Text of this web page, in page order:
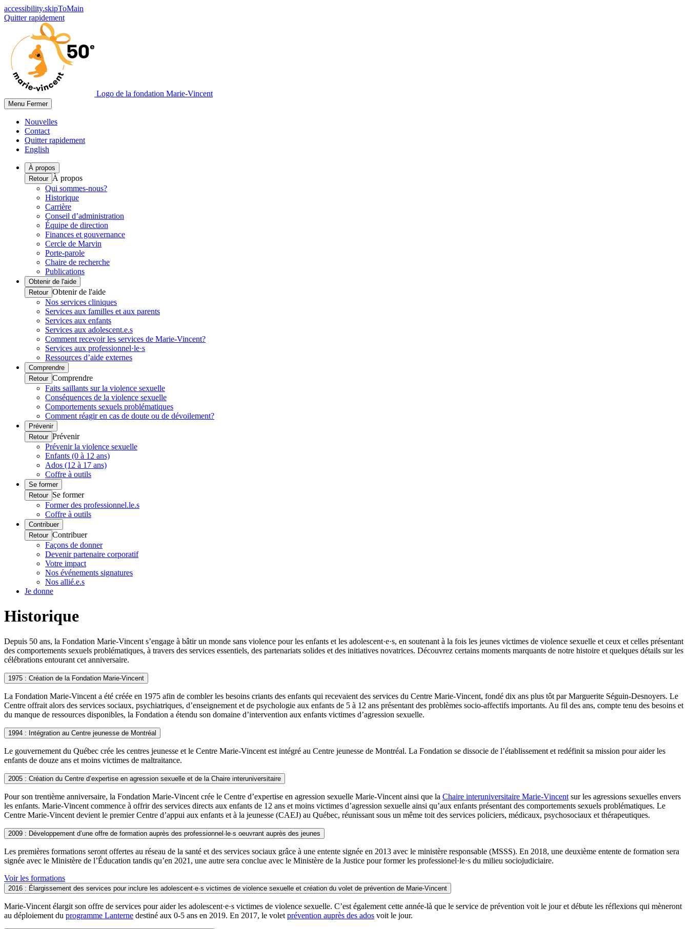
accessibility.skipToMain
Quitter rapidement
Logo de la fondation Marie-Vincent
Menu Fermer
Nouvelles
Contact
Quitter rapidement
English
À propos
Retour À propos
Qui sommes-nous?
Historique
Carrière
Conseil d’administration
Équipe de direction
Finances et gouvernance
Cercle de Marvin
Porte-parole
Chaire de recherche
Publications
Obtenir de l'aide
Retour Obtenir de l'aide
Nos services cliniques
Services aux familles et aux parents
Services aux enfants
Services aux adolescent.e.s
Comment recevoir les services de Marie-Vincent?
Services aux professionnel·le·s
Ressources d’aide externes
Comprendre
Retour Comprendre
Faits saillants sur la violence sexuelle
Conséquences de la violence sexuelle
Comportements sexuels problématiques
Comment réagir en cas de doute ou de dévoilement?
Prévenir
Retour Prévenir
Prévenir la violence sexuelle
Enfants (0 à 12 ans)
Ados (12 à 17 ans)
Coffre à outils
Se former
Retour Se former
Former des professionnel.le.s
Coffre à outils
Contribuer
Retour Contribuer
Façons de donner
Devenir partenaire corporatif
Votre impact
Nos événements signatures
Nos allié.e.s
Je donne
Historique
Depuis 50 ans, la Fondation Marie-Vincent s’engage à bâtir un monde sans violence pour les enfants et les adolescent·e·s, en soutenant à la fois les jeunes victimes de violence sexuelle et ceux et celles présentant
des comportements sexuels problématiques, à travers des services essentiels, des partenariats solides et des initiatives novatrices. Découvrez certains moments marquants de notre histoire et quelques détails sur les
célébrations entourant cet anniversaire.
1975 : Création de la Fondation Marie-Vincent
La Fondation Marie-Vincent a été créée en 1975 afin de combler les besoins criants des enfants qui recevaient des services du Centre Marie-Vincent, fondé dix ans plus tôt par Marguerite Séguin-Desnoyers. Le
Centre offrait alors des services sociaux, psychiatriques, d’enseignement et de psychologie aux enfants de 5 à 12 ans présentant des problèmes socio-affectifs importants. Au fil des ans, compte tenu des besoins et
du manque de ressources disponibles, la Fondation a étendu son domaine d’intervention aux enfants victimes d’agression sexuelle.
1994 : Intégration au Centre jeunesse de Montréal
Le gouvernement du Québec crée les centres jeunesse et le Centre Marie-Vincent est intégré au Centre jeunesse de Montréal. La Fondation se dissocie de l’établissement et redéfinit sa mission pour aider les
enfants de douze ans et moins victimes de maltraitance.
2005 : Création du Centre d’expertise en agression sexuelle et de la Chaire interuniversitaire
Pour son trentième anniversaire, la Fondation Marie-Vincent crée le Centre d’expertise en agression sexuelle Marie-Vincent ainsi que la Chaire interuniversitaire Marie-Vincent sur les agressions sexuelles envers
les enfants. Marie-Vincent commence à offrir des services directs aux enfants de 12 ans et moins victimes d’agression sexuelle ainsi qu’aux enfants présentant des comportements sexuels problématiques. Le
Centre Marie-Vincent devient le premier Centre d’appui aux enfants et à la jeunesse (CAEJ) au Québec, réunissant sous un même toit des services policiers, médicaux, psychosociaux et thérapeutiques.
2009 : Développement d’une offre de formation auprès des professionnel·le·s oeuvrant auprès des jeunes
Les premières formations seront offertes au réseau de la santé et des services sociaux grâce à une entente signée en 2013 avec le ministère responsable (MSSS). En 2018, une deuxième entente de formation sera
signée avec le Ministère de l’Éducation tandis qu’en 2021, une autre sera conclue avec le Ministère de la Justice pour former les professionel·le·s du milieu sociojudiciaire.
Voir les formations
2016 : Élargissement des services pour inclure les adolescent·e·s victimes de violence sexuelle et création du volet de prévention de Marie-Vincent
Marie-Vincent élargit son offre de services pour aider les adolescent·e·s victimes de violence sexuelle. C’est également cette année-là que le service de prévention voit le jour et débute les réflexions qui mèneront
au déploiement du programme Lanterne destiné aux 0-5 ans en 2019. En 2017, le volet prévention auprès des ados voit le jour.